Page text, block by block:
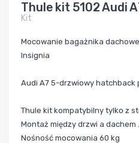
Thule kit 5102 Audi
Kit
Mocowanie bagażnika
Insignia
Audi A7 5-drzwiowy hatchback
Thule kit kompatybilny tylko z
Montaż między drzwi a dachem .
Nośność mocowania 60 kg